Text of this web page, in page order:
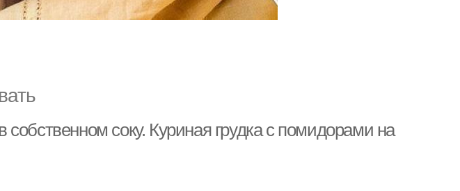
собственном соку. Куриная грудка с помидорами на